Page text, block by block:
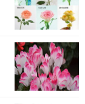
是象征着兄弟手
和比喻，它的清
，隽永飘逸的身